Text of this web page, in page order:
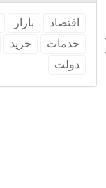
اقتصاد بازار
خدمات
خرید
دولت